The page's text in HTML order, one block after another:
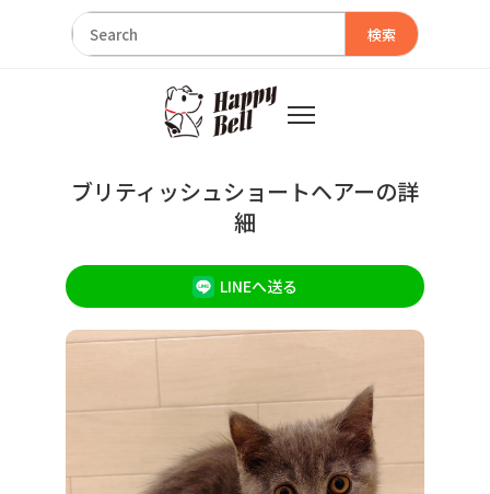
検索
ブリティッシュショートヘアーの詳
細
LINEへ送る